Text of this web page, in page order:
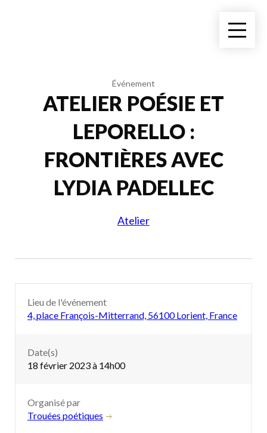
Événement
ATELIER POÉSIE ET
LEPORELLO :
FRONTIÈRES AVEC
LYDIA PADELLEC
Atelier
Lieu de l'événement
4, place François-Mitterrand, 56100 Lorient, France
Date(s)
18 février 2023 à 14h00
Organisé par
Trouées poétiques